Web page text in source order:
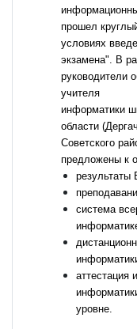
прошел
условиях
экзамена". В
руководители
учителя
информатики
области
Советского
предложены к
результаты
система
аттестация
уровне.